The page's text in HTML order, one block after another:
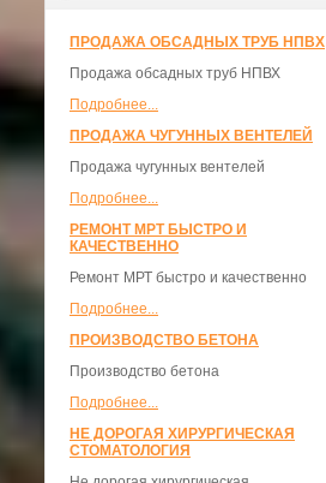
ПРОДАЖА ОБСАДНЫХ ТРУБ НПВХ
Продажа обсадных труб НПВХ
Подробнее...
ПРОДАЖА ЧУГУННЫХ ВЕНТЕЛЕЙ
Продажа чугунных вентелей
Подробнее...
РЕМОНТ МРТ БЫСТРО И
КАЧЕСТВЕННО
Ремонт МРТ быстро и качественно
Подробнее...
ПРОИЗВОДСТВО БЕТОНА
Производство бетона
Подробнее...
НЕ ДОРОГАЯ ХИРУРГИЧЕСКАЯ
СТОМАТОЛОГИЯ